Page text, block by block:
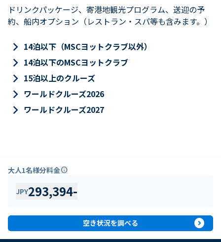
ドリンクパッケージ、寄港地観光プログラム、送迎の予
約、船内オプション（レストラン・スパ等も含みます。）
keyboard_arrow_right 14泊以下（MSCヨットクラブ以外）
keyboard_arrow_right 14泊以下のMSCヨットクラブ
keyboard_arrow_right 15泊以上のクルーズ
keyboard_arrow_right ワールドクルーズ2026
keyboard_arrow_right ワールドクルーズ2027
大人1名様分料金info
JPY293,394-
空き状況を調べる expand_circle_right